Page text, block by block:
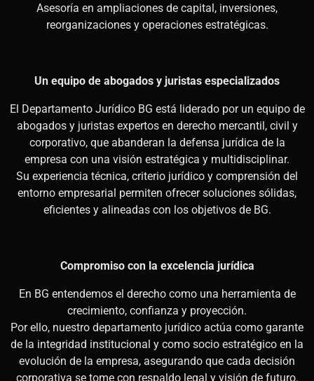
Asesoría en ampliaciones de capital, inversiones,
reorganizaciones y operaciones estratégicas.
Un equipo de abogados y juristas especializados
El Departamento Jurídico BG está liderado por un equipo de
abogados y juristas expertos en derecho mercantil, civil y
corporativo, que abanderan la defensa jurídica de la
empresa con una visión estratégica y multidisciplinar.
Su experiencia técnica, criterio jurídico y comprensión del
entorno empresarial permiten ofrecer soluciones sólidas,
eficientes y alineadas con los objetivos de BG.
Compromiso con la excelencia jurídica
En BG entendemos el derecho como una herramienta de
crecimiento, confianza y proyección.
Por ello, nuestro departamento jurídico actúa como garante
de la integridad institucional y como socio estratégico en la
evolución de la empresa, asegurando que cada decisión
corporativa se tome con respaldo legal y visión de futuro.